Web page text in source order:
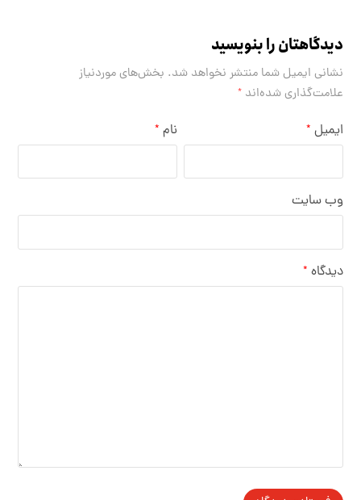
دیدگاهتان را بنویسید
نشانی ایمیل شما منتشر نخواهد شد. بخش‌های موردنیاز
علامت‌گذاری شده‌اند*
نام * ایمیل *
وب‌ سایت
دیدگاه *